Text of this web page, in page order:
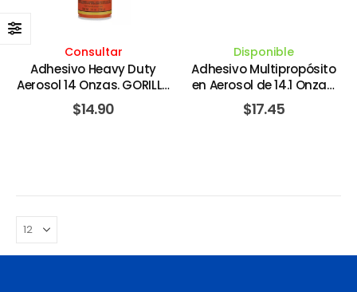
Consultar
Adhesivo Heavy Duty
Aerosol 14 Onzas. GORILLA
GLUE
$14.90
Disponible
Adhesivo Multipropósito
en Aerosol de 14.1 Onzas.
3M
$17.45